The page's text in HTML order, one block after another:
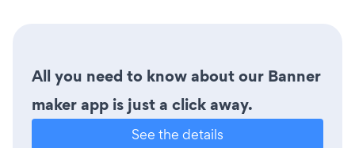
All you need to know about our Banner
maker app is just a click away.
See the details